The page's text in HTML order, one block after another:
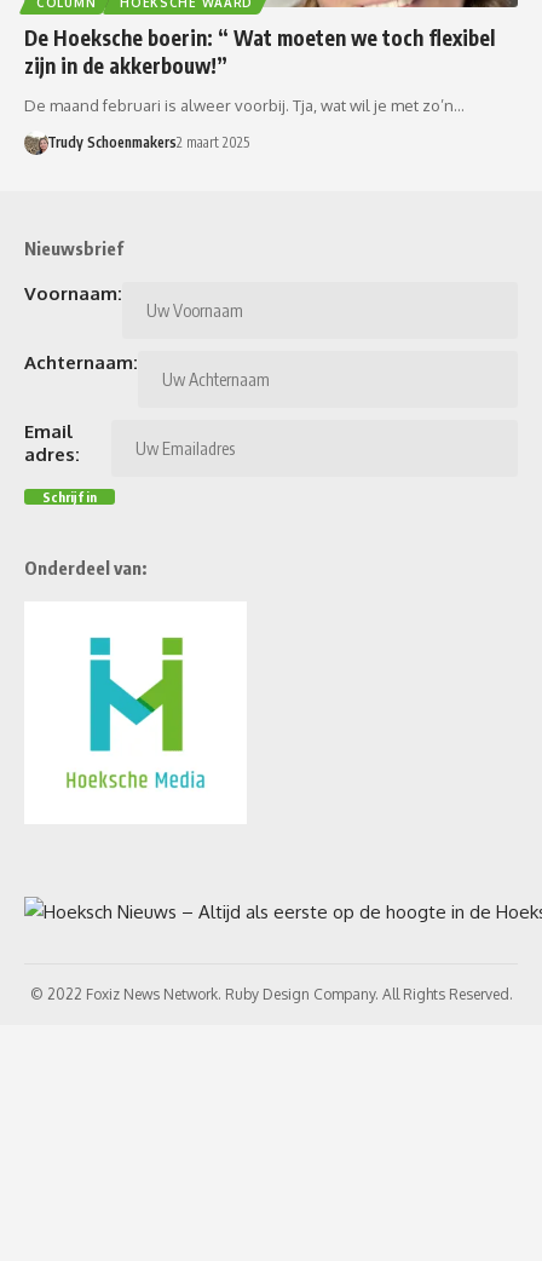
De Hoeksche boerin: “ Wat moeten we toch flexibel
zijn in de akkerbouw!”
De maand februari is alweer voorbij. Tja, wat wil je met zo’n…
Trudy Schoenmakers2 maart 2025
Nieuwsbrief
Voornaam:
Achternaam:
Email
adres:
Onderdeel van:
© 2022 Foxiz News Network. Ruby Design Company. All Rights Reserved.